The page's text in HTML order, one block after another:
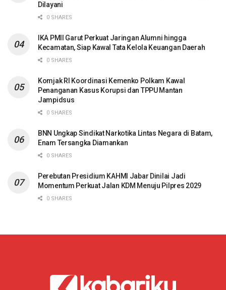
Dilayani
0 SHARES
IKA PMII Garut Perkuat Jaringan Alumni hingga
Kecamatan, Siap Kawal Tata Kelola Keuangan Daerah
0 SHARES
Komjak RI Koordinasi Kemenko Polkam Kawal
Penanganan Kasus Korupsi dan TPPU Mantan
Jampidsus
0 SHARES
BNN Ungkap Sindikat Narkotika Lintas Negara di Batam,
Enam Tersangka Diamankan
0 SHARES
Perebutan Presidium KAHMI Jabar Dinilai Jadi
Momentum Perkuat Jalan KDM Menuju Pilpres 2029
0 SHARES